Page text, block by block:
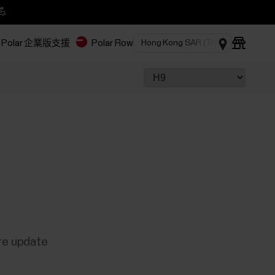
Polar 企業版支援 Polar Flow
update